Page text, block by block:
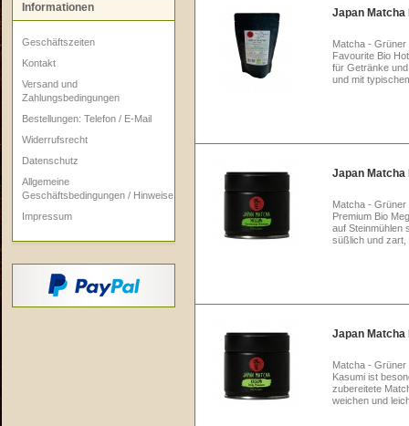
Informationen
Geschäftszeiten
Kontakt
Versand und
Zahlungsbedingungen
Bestellungen: Telefon / E-Mail
Widerrufsrecht
Datenschutz
Allgemeine
Geschäftsbedingungen / Hinweise
Impressum
Japan Matcha
Matcha - Grüner
Favourite Bio
für Getränke
und mit
Japan Matcha
Matcha - Grüner
Premium Bio
auf Steinmühlen
süßlich und zart,
Japan Matcha
Matcha - Grüner
Kasumi ist
zubereitete
weichen und